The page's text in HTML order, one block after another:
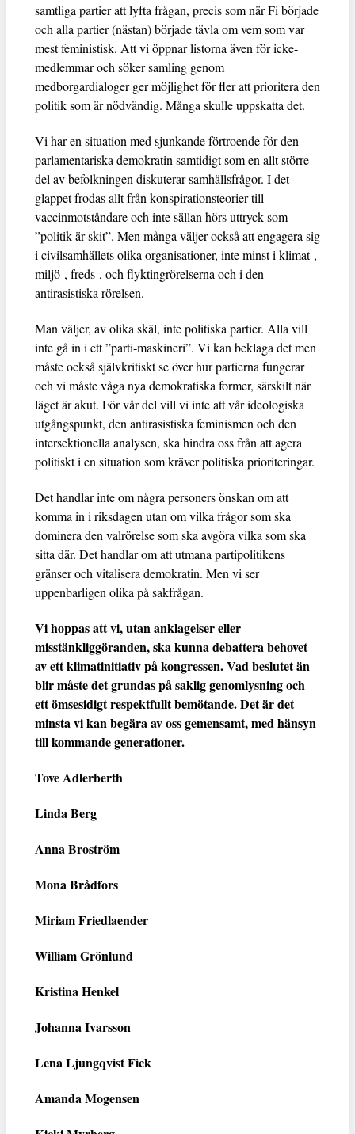
samtliga partier att lyfta frågan, precis som när Fi började
och alla partier (nästan) började tävla om vem som var
mest feministisk. Att vi öppnar listorna även för icke-
medlemmar och söker samling genom
medborgardialoger ger möjlighet för fler att prioritera den
politik som är nödvändig. Många skulle uppskatta det.
Vi har en situation med sjunkande förtroende för den
parlamentariska demokratin samtidigt som en allt större
del av befolkningen diskuterar samhällsfrågor. I det
glappet frodas allt från konspirationsteorier till
vaccinmotståndare och inte sällan hörs uttryck som
”politik är skit”. Men många väljer också att engagera sig
i civilsamhällets olika organisationer, inte minst i klimat-,
miljö-, freds-, och flyktingrörelserna och i den
antirasistiska rörelsen.
Man väljer, av olika skäl, inte politiska partier. Alla vill
inte gå in i ett ”parti-maskineri”. Vi kan beklaga det men
måste också självkritiskt se över hur partierna fungerar
och vi måste våga nya demokratiska former, särskilt när
läget är akut. För vår del vill vi inte att vår ideologiska
utgångspunkt, den antirasistiska feminismen och den
intersektionella analysen, ska hindra oss från att agera
politiskt i en situation som kräver politiska prioriteringar.
Det handlar inte om några personers önskan om att
komma in i riksdagen utan om vilka frågor som ska
dominera den valrörelse som ska avgöra vilka som ska
sitta där. Det handlar om att utmana partipolitikens
gränser och vitalisera demokratin. Men vi ser
uppenbarligen olika på sakfrågan.
Vi hoppas att vi, utan anklagelser eller
misstänkliggöranden, ska kunna debattera behovet
av ett klimatinitiativ på kongressen. Vad beslutet än
blir måste det grundas på saklig genomlysning och
ett ömsesidigt respektfullt bemötande. Det är det
minsta vi kan begära av oss gemensamt, med hänsyn
till kommande generationer.
Tove Adlerberth
Linda Berg
Anna Broström
Mona Brådfors
Miriam Friedlaender
William Grönlund
Kristina Henkel
Johanna Ivarsson
Lena Ljungqvist Fick
Amanda Mogensen